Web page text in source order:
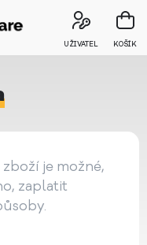
UŽIVATEL KOŠÍK
je možné,
zaplatit